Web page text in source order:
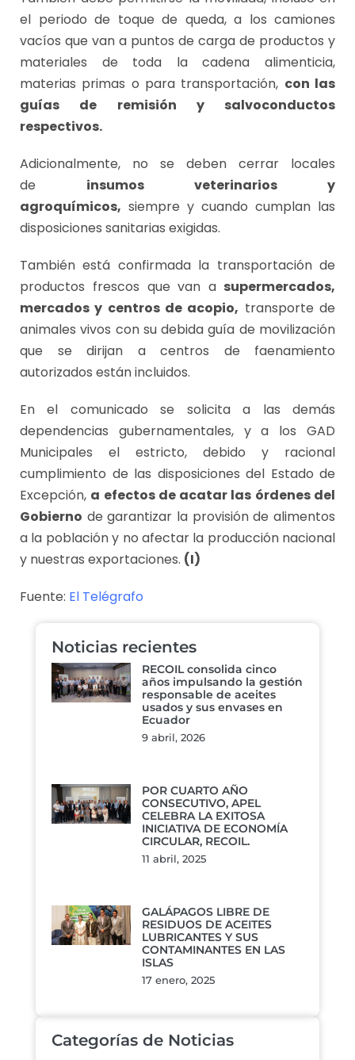
el periodo de toque de queda, a los camiones
vacíos que van a puntos de carga de productos y
materiales de toda la cadena alimenticia,
materias primas o para transportación, con las
guías de remisión y salvoconductos
respectivos.
Adicionalmente, no se deben cerrar locales
de insumos veterinarios y
agroquímicos, siempre y cuando cumplan las
disposiciones sanitarias exigidas.
También está confirmada la transportación de
productos frescos que van a supermercados,
mercados y centros de acopio, transporte de
animales vivos con su debida guía de movilización
que se dirijan a centros de faenamiento
autorizados están incluidos.
En el comunicado se solicita a las demás
dependencias gubernamentales, y a los GAD
Municipales el estricto, debido y racional
cumplimiento de las disposiciones del Estado de
Excepción, a efectos de acatar las órdenes del
Gobierno de garantizar la provisión de alimentos
a la población y no afectar la producción nacional
y nuestras exportaciones. (I)
Fuente: El Telégrafo
Noticias recientes
RECOIL consolida cinco
años impulsando la gestión
responsable de aceites
usados y sus envases en
Ecuador
9 abril, 2026
POR CUARTO AÑO
CONSECUTIVO, APEL
CELEBRA LA EXITOSA
INICIATIVA DE ECONOMÍA
CIRCULAR, RECOIL.
11 abril, 2025
GALÁPAGOS LIBRE DE
RESIDUOS DE ACEITES
LUBRICANTES Y SUS
CONTAMINANTES EN LAS
ISLAS
17 enero, 2025
Categorías de Noticias